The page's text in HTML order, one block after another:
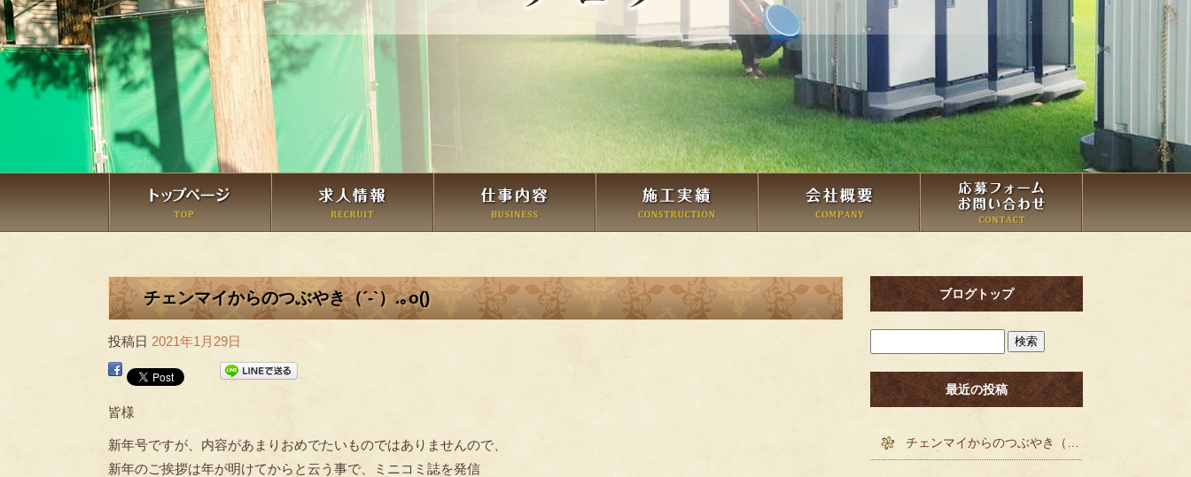
チェンマイからのつぶやき（´-`）.｡o()
投稿日 2021年1月29日
皆様
新年号ですが、内容があまりおめでたいものではありませんので、
新年のご挨拶は年が明けてからと云う事で、ミニコミ誌を発信
ブログトップ
最近の投稿